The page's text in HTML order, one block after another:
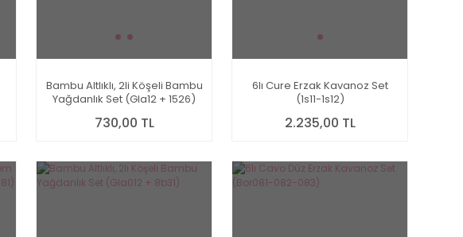
Bambu Altlıklı, 2li Köşeli Bambu
Yağdanlık Set (Gla12 + 1526)
730,00 TL
6lı Cure Erzak Kavanoz Set
(1s11-1s12)
2.235,00 TL